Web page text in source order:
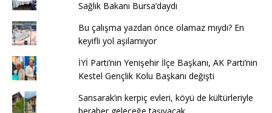
Sağlık Bakanı Bursa’daydı
Bu çalışma yazdan önce olamaz mıydı? En
keyifli yol aşılamıyor
İYİ Parti’nin Yenişehir İlçe Başkanı, AK Parti’nin
Kestel Gençlik Kolu Başkanı değişti
Sansarak’ın kerpiç evleri, köyü de kültürleriyle
beraber geleceğe taşıyacak